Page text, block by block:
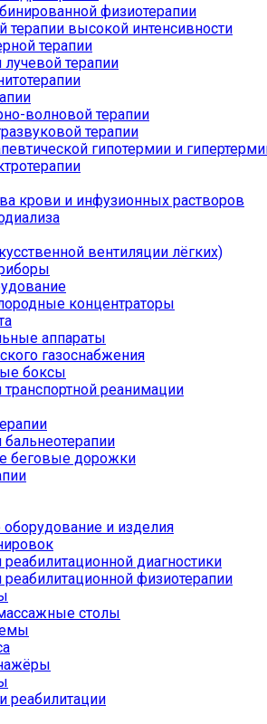
физиотерапии
терапии высокой интенсивности
терапии
терапии
волновой терапии
терапии
гипотермии и
крови и инфузионных растворов
вентиляции лёгких)
концентраторы
аппараты
газоснабжения
боксы
реанимации
беговые дорожки
и изделия
диагностики
физиотерапии
столы
реабилитации